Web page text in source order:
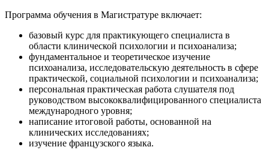
Программа обучения в Магистратуре включает:
базовый курс для практикующего специалиста в
области клинической психологии и психоанализа;
фундаментальное и теоретическое изучение
психоанализа, исследовательскую деятельность в сфере
практической, социальной психологии и психоанализа;
персональная практическая работа слушателя под
руководством высококвалифицированного специалиста
международного уровня;
написание итоговой работы, основанной на
клинических исследованиях;
изучение французского языка.